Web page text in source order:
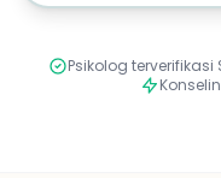
Psikolog terverifikasi